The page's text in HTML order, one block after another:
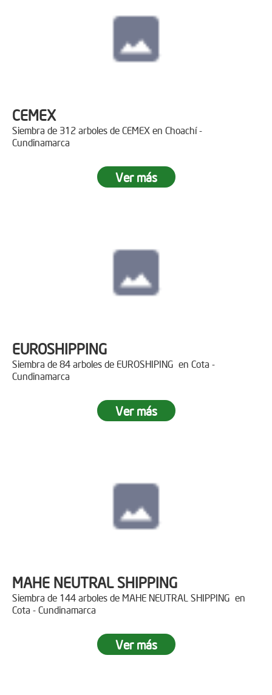
CEMEX
Siembra de 312 arboles de CEMEX en Choachí -
Cundinamarca
Ver más
EUROSHIPPING
Siembra de 84 arboles de EUROSHIPING en Cota -
Cundinamarca
Ver más
MAHE NEUTRAL SHIPPING
Siembra de 144 arboles de MAHE NEUTRAL SHIPPING en
Cota - Cundinamarca
Ver más